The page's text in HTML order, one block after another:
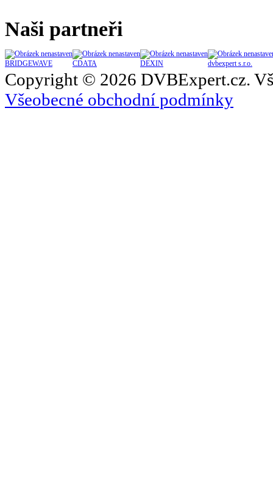
Naši partneři
BRIDGEWAVE CDATA DEXIN dvbexpert s.r.o.
Copyright © 2026 DVBExpert.cz.
Všeobecné obchodní podmínky